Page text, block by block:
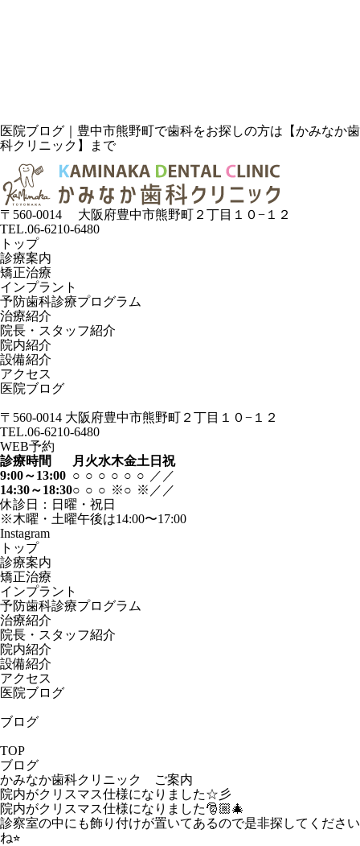
医院ブログ｜豊中市熊野町で歯科をお探しの方は【かみなか歯
科クリニック】まで
〒560-0014
大阪府豊中市熊野町２丁目１０−１２
TEL.06-6210-6480
トップ
診療案内
矯正治療
インプラント
予防歯科診療プログラム
治療紹介
院長・スタッフ紹介
院内紹介
設備紹介
アクセス
医院ブログ
〒560-0014 大阪府豊中市熊野町２丁目１０−１２
TEL.06-6210-6480
WEB予約
診療時間
月 火水木金土 日祝
9:00～13:00 ○ ○ ○ ○ ○ ○ ／ ／
14:30～18:30○ ○ ○ ※○ ※ ／ ／
休診日：日曜・祝日
※木曜・土曜午後は14:00〜17:00
Instagram
トップ
診療案内
矯正治療
インプラント
予防歯科診療プログラム
治療紹介
院長・スタッフ紹介
院内紹介
設備紹介
アクセス
医院ブログ
ブログ
TOP
ブログ
かみなか歯科クリニック ご案内
院内がクリスマス仕様になりました☆彡
院内がクリスマス仕様になりました🎅🏼🎄
診察室の中にも飾り付けが置いてあるので是非探してください
ね⭐︎